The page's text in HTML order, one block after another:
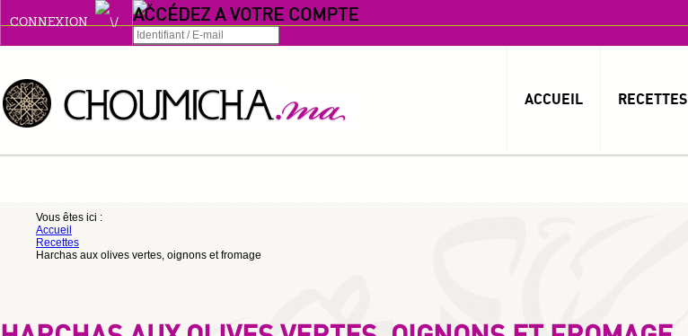
CONNEXION ACCÉDEZ A VOTRE COMPTE
Se souvenir de moi
S'INSCRIRE
ACCUEIL RECETTES
Vous êtes ici :
Accueil
Recettes
Harchas aux olives vertes, oignons et fromage